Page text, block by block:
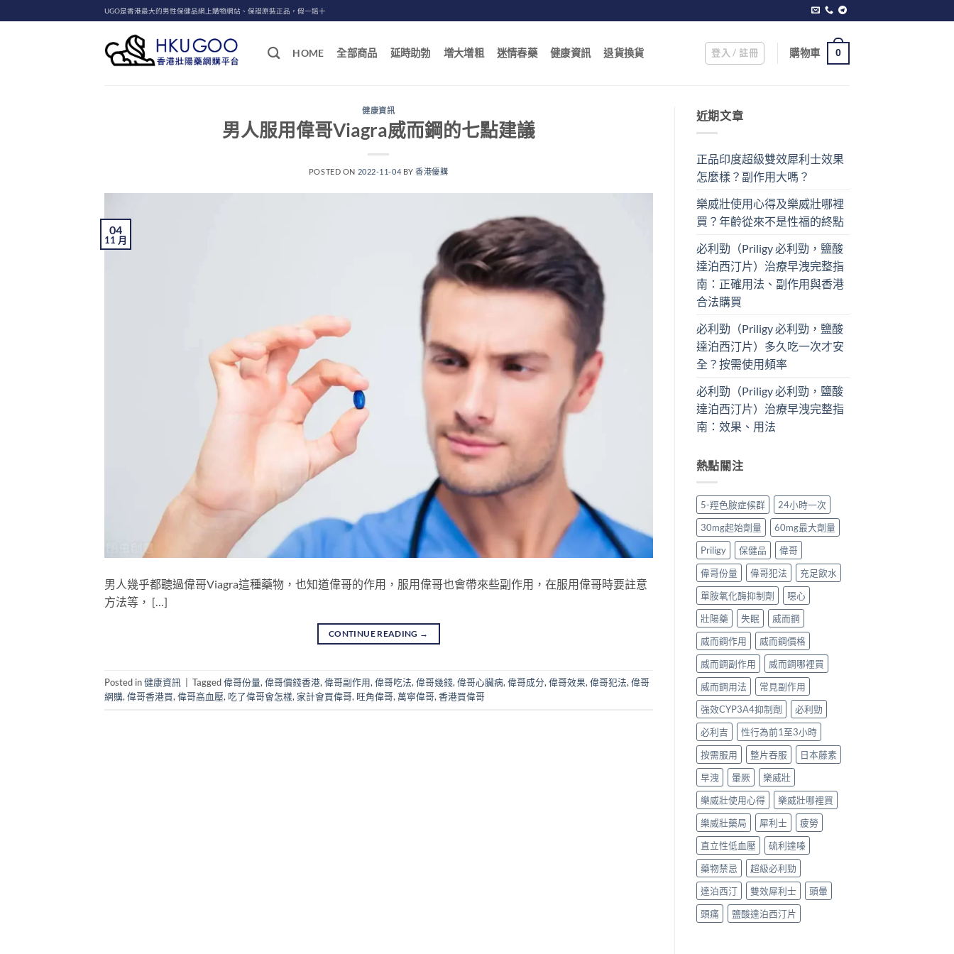
to
UGO是香港最大的男性保健品網上購物網站、保證原裝正品，假一賠十
HOME 全部商品 延時助勃 增大增粗 迷情春藥 健康資訊 退貨換貨 登入 / 註冊 購物車 0
健康資訊
男人服用偉哥Viagra威而鋼的七點建議
POSTED ON 2022-11-04 BY香港優購
04
11 月
男人幾乎都聽過偉哥Viagra這種藥物，也知道偉哥的作用，服用偉哥也會帶來些副作用，在服用偉哥時要註意
方法等， […]
CONTINUE READING →
Posted in健康資訊 Tagged偉哥份量,偉哥價錢香港,偉哥副作用,偉哥吃法,偉哥幾錢,偉哥心臟病,偉哥成分,偉哥效果,偉哥犯法,偉哥
網購,偉哥香港買,偉哥高血壓, 吃了偉哥會怎樣, 家計會買偉哥, 旺角偉哥,萬寧偉哥,香港買偉哥
近期文章
正品印度超級雙效犀利士效果
怎麼樣？副作用大嗎？
樂威壯使用心得及樂威壯哪裡
買？年齡從來不是性福的終點
必利勁（Priligy 必利勁，鹽酸
達泊西汀片）治療早洩完整指
南：正確用法、副作用與香港
合法購買
必利勁（Priligy 必利勁，鹽酸
達泊西汀片）多久吃一次才安
全？按需使用頻率
必利勁（Priligy 必利勁，鹽酸
達泊西汀片）治療早洩完整指
南：效果、用法
熱點關注
5-羥色胺症候群
24小時一次
30mg起始劑量
60mg最大劑量
Priligy
保健品
偉哥
偉哥份量
偉哥犯法
充足飲水
單胺氧化酶抑制劑
噁心
壯陽藥
失眠
威而鋼
威而鋼作用
威而鋼價格
威而鋼副作用
威而鋼哪裡買
威而鋼用法
常見副作用
強效CYP3A4抑制劑
必利勁
必利吉
性行為前1至3小時
按需服用
整片吞服
日本藤素
早洩
暈厥
樂威壯
樂威壯使用心得
樂威壯哪裡買
樂威壯藥局
犀利士
疲勞
直立性低血壓
硫利達嗪
藥物禁忌
超級必利勁
達泊西汀
雙效犀利士
頭暈
頭痛
鹽酸達泊西汀片